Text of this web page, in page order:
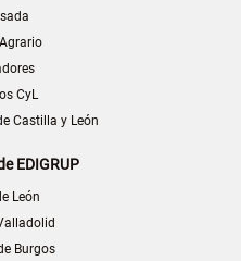
CyL
Castilla y León
EDIGRUP
León
Burgos